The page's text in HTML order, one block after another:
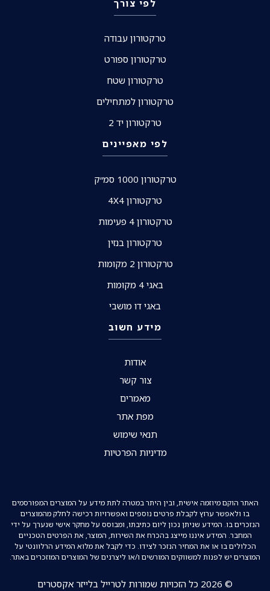
לפי צורך
טרקטורון עבודה
טרקטורון ספורט
טרקטורון שטח
טרקטורון למתחילים
טרקטורון יד 2
לפי מאפיינים
טרקטורון 1000 סמ״ק
טרקטורון 4X4
טרקטורון 4 פעימות
טרקטורון בנזין
טרקטורון 2 מקומות
באגי 4 מקומות
באגי דו מושבי
מידע חשוב
אודות
צור קשר
מאמרים
מפת אתר
תנאי שימוש
מדיניות הפרטיות
האתר הוקם מיוזמה אישית, ובין היתר במטרה לתת מידע על המוצרים המפורסמים
בו ולאפשר ערוץ לקבלת פרטים נוספים ואפשרויות רכישה לחלק מהמוצרים
הנזכרים בו. המידע שניתן נכון ליום כתיבתו, ומבוסס על מחקר אישי שנערך על ידי
המחבר. המידע איננו מייצג בהכרח את השירות, המוצר, את הפרטים הטכניים
הכלולים בו או את המחיר הנזכר לצידו. כדי לקבל את מלוא המידע הרלוונטי על
המוצרים יש לפנות למשווקים המורשים ו/או ליצרנים של המוצרים המוזכרים באתר.
© 2026 כל הזכויות שמורות לטרייל בלייזר אקסטרים